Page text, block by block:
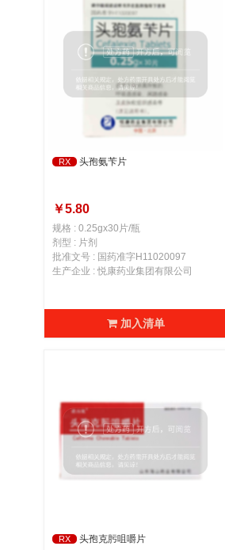
RX 头孢氨苄片
￥5.80
规格 : 0.25gx30片/瓶
剂型 : 片剂
批准文号 : 国药准字H11020097
生产企业 : 悦康药业集团有限公司
加入清单
RX 头孢克肟咀嚼片